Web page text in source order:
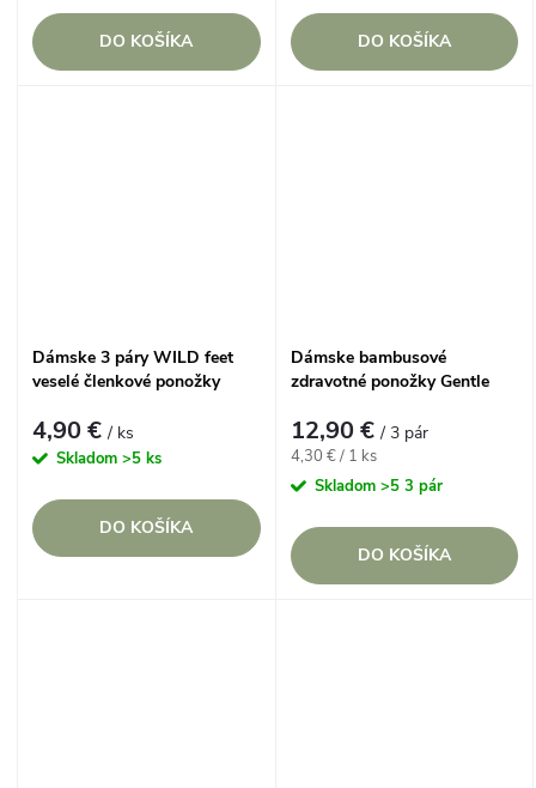
DO KOŠÍKA DO KOŠÍKA
Dámske 3 páry WILD feet
veselé členkové ponožky
4,90 €/ ks
Skladom >5 ks
DO KOŠÍKA
Dámske bambusové
zdravotné ponožky Gentle
set s lúčnymi kvetmi, 3 páry
12,90 €/ 3 pár
Jednotková
cena:
4,30 € / 1 ks
Skladom >5 3 pár
DO KOŠÍKA